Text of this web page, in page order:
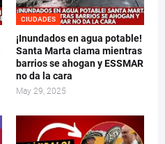
CIUDADES
¡Inundados en agua potable!
Santa Marta clama mientras
barrios se ahogan y ESSMAR
no da la cara
May 29, 2025